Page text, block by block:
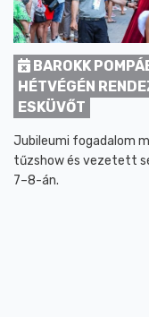
BAROKK
HÉTVÉGÉN
ESKÜVŐT
Jubileumi fogadalom
tűzshow és vezetett
7–8-án.